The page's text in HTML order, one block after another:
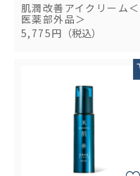
肌潤改善アイクリーム＜
医薬部外品＞
5,775円 （税込）